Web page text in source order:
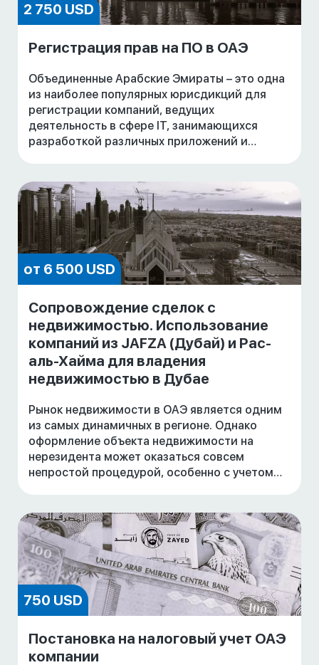
2 750 USD
Регистрация прав на ПО в ОАЭ
Объединенные Арабские Эмираты – это одна
из наиболее популярных юрисдикций для
регистрации компаний, ведущих
деятельность в сфере IT, занимающихся
разработкой различных приложений и
от 6 500 USD
Сопровождение сделок с
недвижимостью. Использование
компаний из JAFZA (Дубай) и Рас-
аль-Хайма для владения
недвижимостью в Дубае
Рынок недвижимости в ОАЭ является одним
из самых динамичных в регионе. Однако
оформление объекта недвижимости на
нерезидента может оказаться совсем
непростой процедурой, особенно с учетом
750 USD
Постановка на налоговый учет ОАЭ
компании